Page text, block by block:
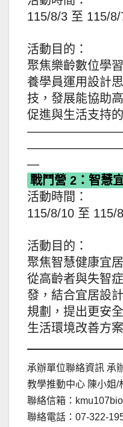
115/8/3 至 115/8/
活動目的：
聚焦樂齡數位學
養學員運用設計
技，發展能協助
促進與生活支持
—
戰鬥營 2：智慧
活動時間：
115/8/10 至 115/
活動目的：
聚焦智慧健康宜
從高齡者與失智
發，結合宜居設
規劃，提出更安
生活環境改善方案
承辦單位聯絡資訊 承
教學推動中心 陳小姐/
聯絡信箱：
聯絡電話：07-322-